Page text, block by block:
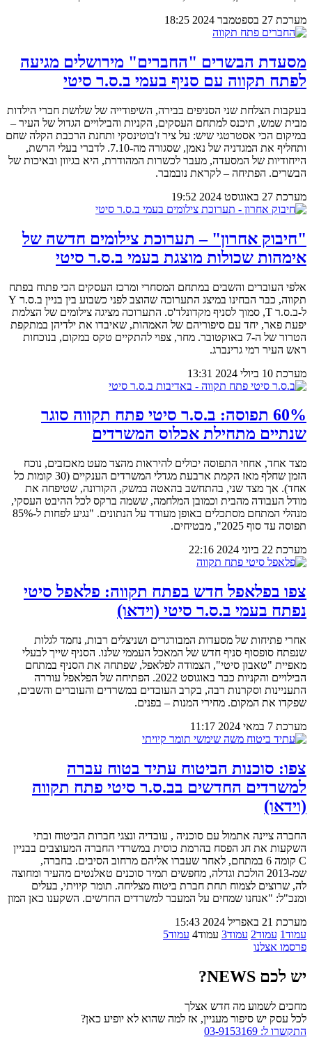
מערכת 27 בספטמבר 2024 18:25
מסעדת הבשרים "החברים" מירושלים מגיעה
לפתח תקווה עם סניף בעמי ב.ס.ר סיטי
בעקבות הצלחת שני הסניפים בבירה, השיפודייה של שלושת חברי הילדות
מבית שמש, תיכנס למתחם העסקים, הקניות והבילויים הגדול של העיר –
במיקום הכי אסטרטגי שיש: על ציר ז'בוטינסקי ותחנת הרכבת הקלה שחם
ותחליף את המגדניה של נאמן, שסגורה מה-7.10. לדברי בעלי הרשת,
הייחודיות של המסעדה, מעבר לכשרות המהודרת, היא בגיוון ובאיכות של
הבשרים. הפתיחה – לקראת נובמבר.
מערכת 27 באוגוסט 2024 19:52
"חיבוק אחרון" – תערוכת צילומים חדשה של
אימהות שכולות מוצגת בעמי ב.ס.ר סיטי
אלפי העוברים והשבים במתחם המסחרי ומרכז העסקים הכי פתוח בפתח
תקווה, כבר הבחינו במיצג התערוכה שהוצב לפני כשבוע בין בניין ב.ס.ר Y
ל-ב.ס.ר T, סמוך לסניף מקדונלד'ס. התערוכה מציגה צילומים של הצלמת
יפעת פאר, יחד עם סיפוריהם של האמהות, שאיבדו את ילדיהן במתקפת
הטרור של ה-7 באוקטובר. מחר, צפוי להתקיים טקס במקום, בנוכחות
ראש העיר רמי גרינברג.
מערכת 10 ביולי 2024 13:31
60% תפוסה: ב.ס.ר סיטי פתח תקווה סוגר
שנתיים מתחילת אכלוס המשרדים
מצד אחד, אחוזי התפוסה יכולים להיראות מהצד מעט מאכזבים, נוכח
הזמן שחלף מאז הקמת ארבעת מגדלי המשרדים הענקיים (30 קומות כל
אחד). אך מצד שני, בהתחשב בהאטה במשק, הקורונה, שטיפחה את
מודל העבודה מהבית וכמובן המלחמה, ששמה ברקס לכל ההיבט העסקי,
מנהלי המתחם מסתכלים באופן מעודד על הנתונים. "נגיע לפחות ל-85%
תפוסה עד סוף 2025", מבטיחים.
מערכת 22 ביוני 2024 22:16
צפו בפלאפל חדש בפתח תקווה: פלאפל סיטי
נפתח בעמי ב.ס.ר סיטי (וידאו)
אחרי פתיחות של מסעדות המבורגרים ושניצלים רבות, נחמד לגלות
שנפתח סופסוף סניף חדש של המאכל העממי שלנו. הסניף שייך לבעלי
מאפיית "טאבון סיטי", הצמודה לפלאפל, שפתחה את הסניף במתחם
הבילויים והקניות כבר באוגוסט 2022. הפתיחה של הפלאפל עוררה
התעניינות וסקרנות רבה, בקרב העובדים במשרדים והעוברים והשבים,
שפקדו את המקום. מחירי המנות – בפנים.
מערכת 7 במאי 2024 11:17
צפו: סוכנות הביטוח עתיד בטוח עברה
למשרדים החדשים בב.ס.ר סיטי פתח תקווה
(וידאו)
החברה ציינה אתמול עם סוכניה , עובדיה ונצגי חברות הביטוח ובתי
השקעות את חג הפסח בהרמת כוסית במשרדי החברה המעוצבים בבניין
C קומה 6 במתחם, לאחר שעברו אליהם מרחוב הסיבים. בחברה,
שמ-2013 הולכת וגדלה, מחפשים תמיד סוכנים טאלנטים מהעיר ומחוצה
לה, שרוצים לצמוח תחת חברת ביטוח מצליחה. תומר קיויתי, בעלים
ומנכ"ל: "אנחנו שמחים על המעבר למשרדים החדשים. השקענו כאן המון
מערכת 21 באפריל 2024
15:43
עמוד1 עמוד2 עמוד3 עמוד4 עמוד5
פרסמו אצלנו
יש לכם NEWS?
מחכים לשמוע מה חדש אצלך
לכל עסק יש סיפור מעניין, אז למה שהוא לא יופיע כאן?
התקשרו ל: 03-9153169